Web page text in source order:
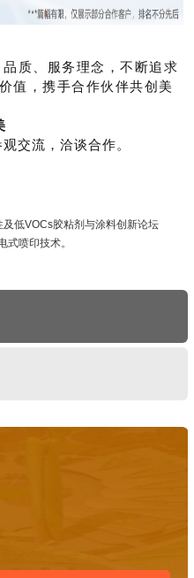
质、服务理念，不断追求
值，携手合作伙伴共创美
交流，洽谈合作。
低VOCs胶粘剂与涂料创新论坛
式喷印技术。